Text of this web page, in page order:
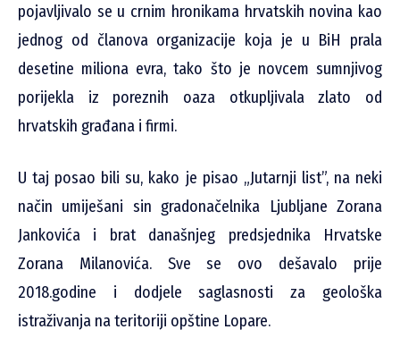
pojavljivalo se u crnim hronikama hrvatskih novina kao
jednog od članova organizacije koja je u BiH prala
desetine miliona evra, tako što je novcem sumnjivog
porijekla iz poreznih oaza otkupljivala zlato od
hrvatskih građana i firmi.
U taj posao bili su, kako je pisao „Jutarnji list”, na neki
način umiješani sin gradonačelnika Ljubljane Zorana
Jankovića i brat današnjeg predsjednika Hrvatske
Zorana Milanovića. Sve se ovo dešavalo prije
2018.godine i dodjele saglasnosti za geološka
istraživanja na teritoriji opštine Lopare.